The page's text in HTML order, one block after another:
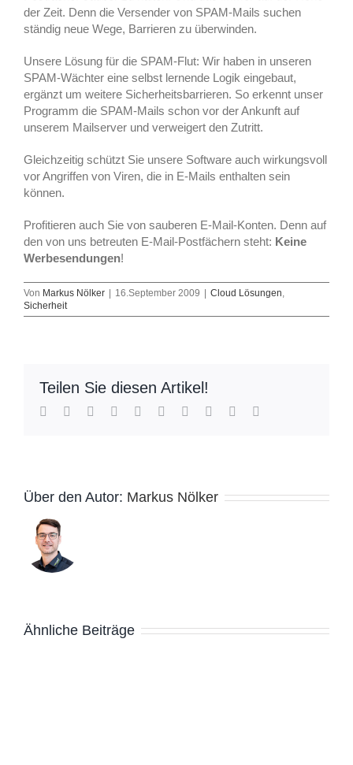
der Zeit. Denn die Versender von SPAM-Mails suchen
ständig neue Wege, Barrieren zu überwinden.
Unsere Lösung für die SPAM-Flut: Wir haben in unseren
SPAM-Wächter eine selbst lernende Logik eingebaut,
ergänzt um weitere Sicherheitsbarrieren. So erkennt unser
Programm die SPAM-Mails schon vor der Ankunft auf
unserem Mailserver und verweigert den Zutritt.
Gleichzeitig schützt Sie unsere Software auch wirkungsvoll
vor Angriffen von Viren, die in E-Mails enthalten sein
können.
Profitieren auch Sie von sauberen E-Mail-Konten. Denn auf
den von uns betreuten E-Mail-Postfächern steht: Keine
Werbesendungen!
Von Markus Nölker | 16.September 2009 | Cloud Lösungen
Sicherheit
Teilen Sie diesen Artikel!
Facebook
TwitterReddit LinkedInWhatsApp
TumblrPinterest Xing
Über den Autor: Markus Nölker
Ähnliche Beiträge